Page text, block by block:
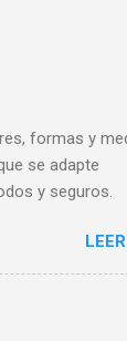
formas y
se adapte
y seguros.